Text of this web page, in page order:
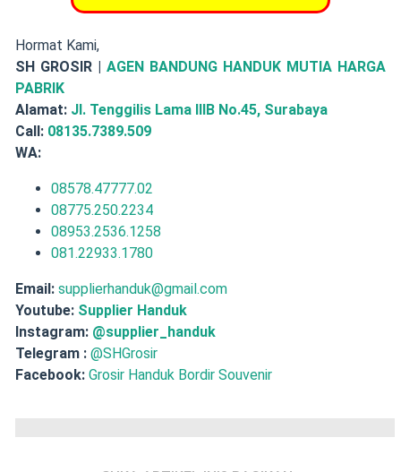
Hormat Kami,
SH GROSIR | AGEN BANDUNG HANDUK MUTIA HARGA
PABRIK
Alamat: Jl. Tenggilis Lama IIIB No.45, Surabaya
Call: 08135.7389.509
WA:
08578.47777.02
08775.250.2234
08953.2536.1258
081.22933.1780
Email: supplierhanduk@gmail.com
Youtube: Supplier Handuk
Instagram: @supplier_handuk
Telegram : @SHGrosir
Facebook: Grosir Handuk Bordir Souvenir